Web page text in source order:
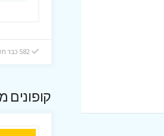
582 כבר חסכו! 2 היום
קופונים